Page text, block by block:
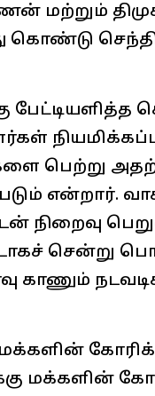
மற்றும்
பெற்று
என்றார்.
நிறைவு
சென்று
காணும்
மக்களின்
மக்களின்